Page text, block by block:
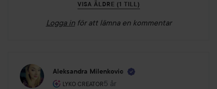
VISA ÄLDRE (1 TILL)
Logga in för att lämna en kommentar
Aleksandra Milenkovic
LYKO CREATOR
Användarens roll: Lyko Creator.
5 år
Inlägget skapades 5 år